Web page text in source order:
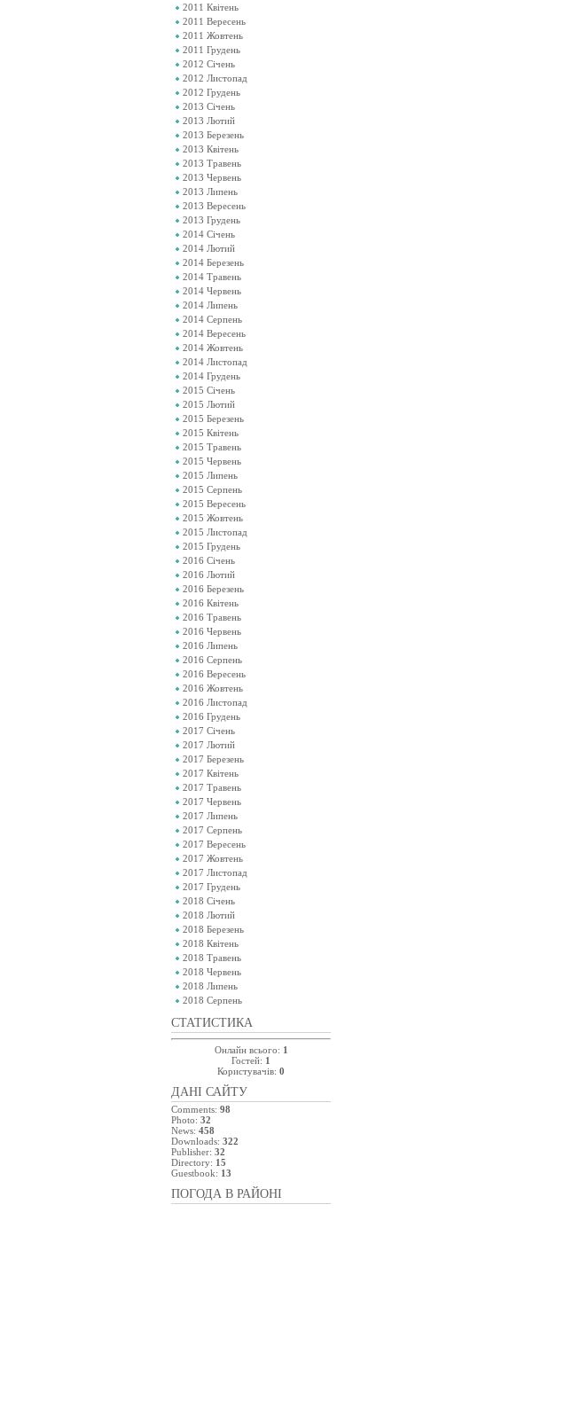
2011 Квітень
2011 Вересень
2011 Жовтень
2011 Грудень
2012 Січень
2012 Листопад
2012 Грудень
2013 Січень
2013 Лютий
2013 Березень
2013 Квітень
2013 Травень
2013 Червень
2013 Липень
2013 Вересень
2013 Грудень
2014 Січень
2014 Лютий
2014 Березень
2014 Травень
2014 Червень
2014 Липень
2014 Серпень
2014 Вересень
2014 Жовтень
2014 Листопад
2014 Грудень
2015 Січень
2015 Лютий
2015 Березень
2015 Квітень
2015 Травень
2015 Червень
2015 Липень
2015 Серпень
2015 Вересень
2015 Жовтень
2015 Листопад
2015 Грудень
2016 Січень
2016 Лютий
2016 Березень
2016 Квітень
2016 Травень
2016 Червень
2016 Липень
2016 Серпень
2016 Вересень
2016 Жовтень
2016 Листопад
2016 Грудень
2017 Січень
2017 Лютий
2017 Березень
2017 Квітень
2017 Травень
2017 Червень
2017 Липень
2017 Серпень
2017 Вересень
2017 Жовтень
2017 Листопад
2017 Грудень
2018 Січень
2018 Лютий
2018 Березень
2018 Квітень
2018 Травень
2018 Червень
2018 Липень
2018 Серпень
СТАТИСТИКА
Онлайн всього: 1
Гостей: 1
Користувачів: 0
ДАНІ САЙТУ
Comments: 98
Photo: 32
News: 458
Downloads: 322
Publisher: 32
Directory: 15
Guestbook: 13
ПОГОДА В РАЙОНІ